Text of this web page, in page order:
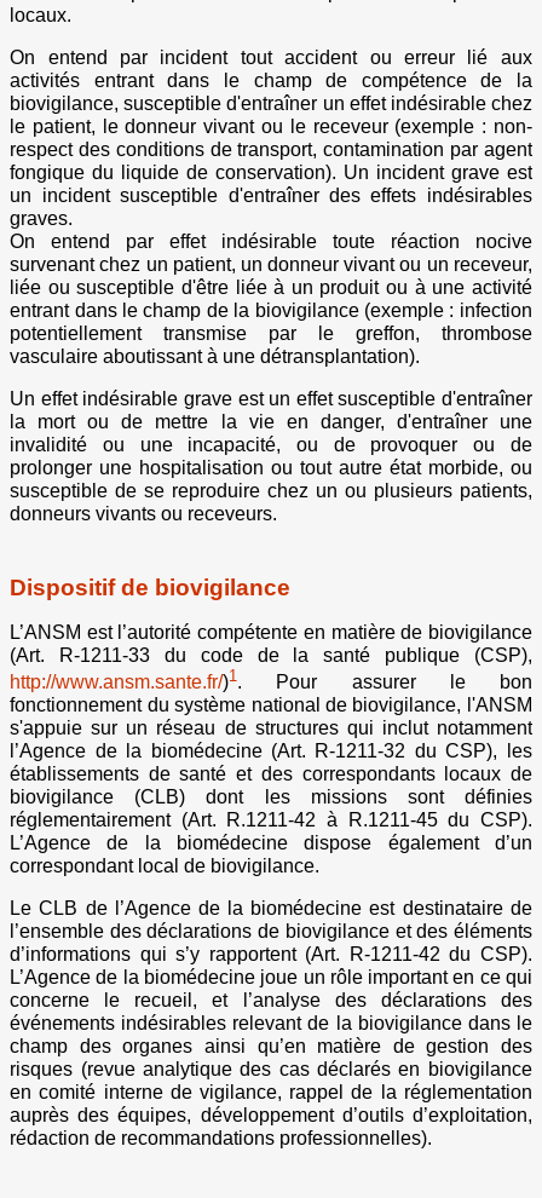
locaux.
On entend par incident tout accident ou erreur lié aux
activités entrant dans le champ de compétence de la
biovigilance, susceptible d'entraîner un effet indésirable chez
le patient, le donneur vivant ou le receveur (exemple : non-
respect des conditions de transport, contamination par agent
fongique du liquide de conservation). Un incident grave est
un incident susceptible d'entraîner des effets indésirables
graves.
On entend par effet indésirable toute réaction nocive
survenant chez un patient, un donneur vivant ou un receveur,
liée ou susceptible d'être liée à un produit ou à une activité
entrant dans le champ de la biovigilance (exemple : infection
potentiellement transmise par le greffon, thrombose
vasculaire aboutissant à une détransplantation).
Un effet indésirable grave est un effet susceptible d'entraîner
la mort ou de mettre la vie en danger, d'entraîner une
invalidité ou une incapacité, ou de provoquer ou de
prolonger une hospitalisation ou tout autre état morbide, ou
susceptible de se reproduire chez un ou plusieurs patients,
donneurs vivants ou receveurs.
Dispositif de biovigilance
L’ANSM est l’autorité compétente en matière de biovigilance
(Art. R-1211-33 du code de la santé publique (CSP),
http://www.ansm.sante.fr/)1. Pour assurer le bon
fonctionnement du système national de biovigilance, l'ANSM
s'appuie sur un réseau de structures qui inclut notamment
l’Agence de la biomédecine (Art. R-1211-32 du CSP), les
établissements de santé et des correspondants locaux de
biovigilance (CLB) dont les missions sont définies
réglementairement (Art. R.1211-42 à R.1211-45 du CSP).
L’Agence de la biomédecine dispose également d’un
correspondant local de biovigilance.
Le CLB de l’Agence de la biomédecine est destinataire de
l’ensemble des déclarations de biovigilance et des éléments
d’informations qui s’y rapportent (Art. R-1211-42 du CSP).
L’Agence de la biomédecine joue un rôle important en ce qui
concerne le recueil, et l’analyse des déclarations des
événements indésirables relevant de la biovigilance dans le
champ des organes ainsi qu’en matière de gestion des
risques (revue analytique des cas déclarés en biovigilance
en comité interne de vigilance, rappel de la réglementation
auprès des équipes, développement d’outils d’exploitation,
rédaction de recommandations professionnelles).